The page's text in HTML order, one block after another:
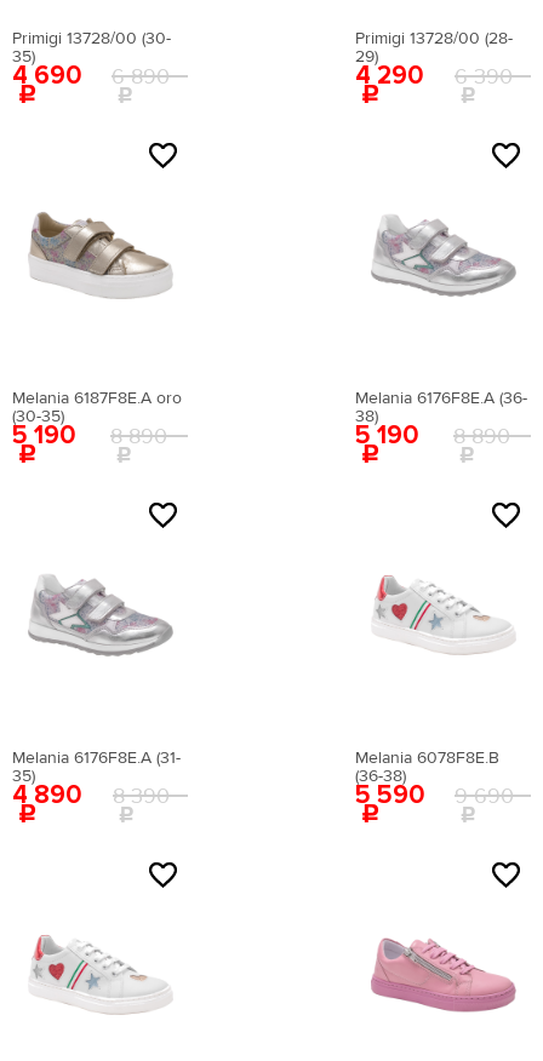
Primigi 13728/00 (30-
35)
4 690 6 890
Primigi 13728/00 (28-
29)
4 290 6 390
Melania 6187F8E.A oro
(30-35)
5 190 8 890
Melania 6176F8E.A (36-
38)
5 190 8 890
Melania 6176F8E.A (31-
35)
4 890 8 390
Melania 6078F8E.B
(36-38)
5 590 9 690
Российский размер